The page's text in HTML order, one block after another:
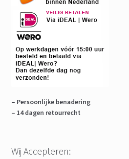
– Persoonlijke benadering
– 14 dagen retourrecht
Wij Accepteren: